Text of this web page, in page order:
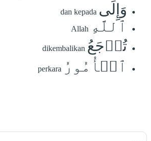
وَإِلَى dan kepada
ٱللَّهِ Allah
تُرۡجَعُ dikembalikan
ٱلۡأُمُورُ perkara